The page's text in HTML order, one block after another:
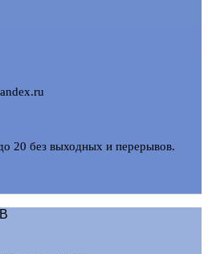
20 без выходных и перерывов.